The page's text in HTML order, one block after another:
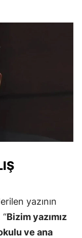
yazının
“Bizim yazımız
ve ana